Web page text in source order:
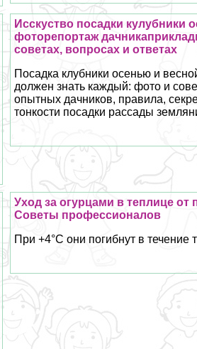
Исскуство посадки кулубники
фоторепортаж
советах, вопросах и ответах
Посадка клубники осенью и
должен знать каждый: фото и
опытных дачников, правила,
тонкости посадки рассады
Уход за огурцами в теплице от
Советы профессионалов
При +4°С они погибнут в течение